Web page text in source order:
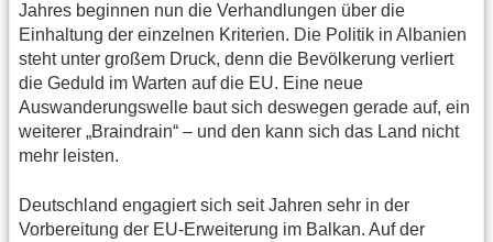
Jahres beginnen nun die Verhandlungen über die
Einhaltung der einzelnen Kriterien. Die Politik in Albanien
steht unter großem Druck, denn die Bevölkerung verliert
die Geduld im Warten auf die EU. Eine neue
Auswanderungswelle baut sich deswegen gerade auf, ein
weiterer „Braindrain“ – und den kann sich das Land nicht
mehr leisten.
Deutschland engagiert sich seit Jahren sehr in der
Vorbereitung der EU-Erweiterung im Balkan. Auf der